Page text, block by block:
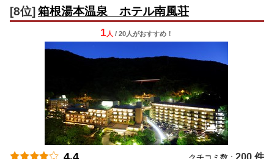
[8位] 箱根湯本温泉 ホテル南風荘
1 人 / 20人がおすすめ！
4.4 200 件